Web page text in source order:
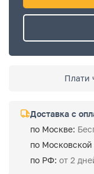
Плати
Доставка с
по Москве:
по Московской
по РФ: от 2